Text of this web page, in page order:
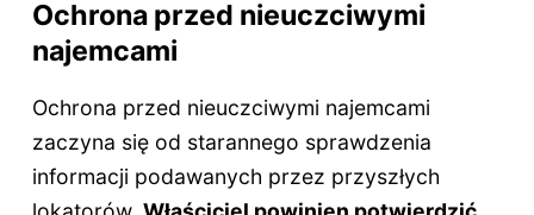
Ochrona przed nieuczciwymi
najemcami
Ochrona przed nieuczciwymi najemcami
zaczyna się od starannego sprawdzenia
informacji podawanych przez przyszłych